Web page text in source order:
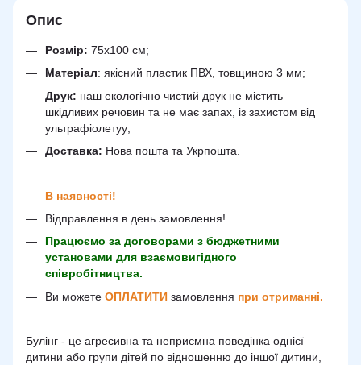
Опис
Розмір: 75х100 см;
Матеріал: якісний пластик ПВХ, товщиною 3 мм;
Друк: наш екологічно чистий друк не містить
шкідливих речовин та не має запах, із захистом від
ультрафіолетуу;
Доставка: Нова пошта та Укрпошта.
В наявності!
Відправлення в день замовлення!
Працюємо за договорами з бюджетними
установами для взаємовигідного
співробітництва.
Ви можете ОПЛАТИТИ замовлення при отриманні.
Булінг - це агресивна та неприємна поведінка однієї
дитини або групи дітей по відношенню до іншої дитини,